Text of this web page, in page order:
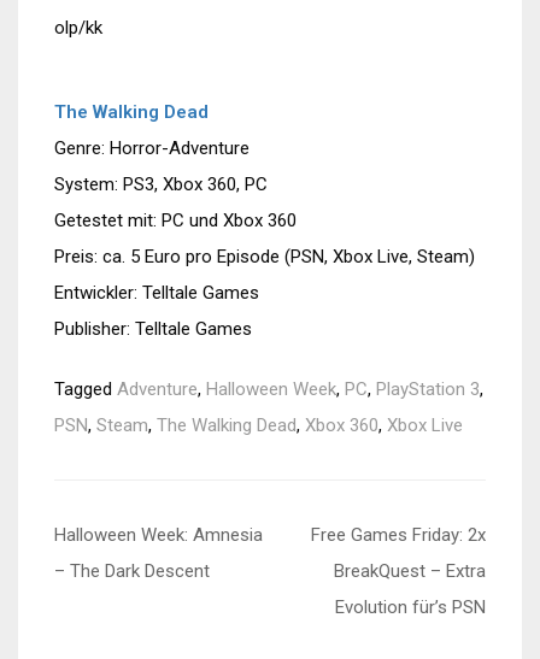
olp/kk
The Walking Dead
Genre: Horror-Adventure
System: PS3, Xbox 360, PC
Getestet mit: PC und Xbox 360
Preis: ca. 5 Euro pro Episode (PSN, Xbox Live, Steam)
Entwickler: Telltale Games
Publisher: Telltale Games
Tagged Adventure, Halloween Week, PC, PlayStation 3,
PSN, Steam, The Walking Dead, Xbox 360, Xbox Live
Beitragsnavigation
Halloween Week: Amnesia
– The Dark Descent
Free Games Friday: 2x
BreakQuest – Extra
Evolution für’s PSN